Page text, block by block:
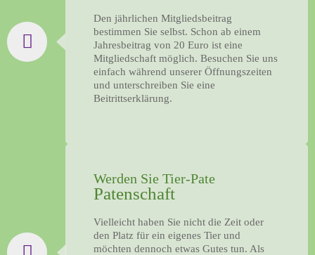
Den jährlichen Mitgliedsbeitrag
bestimmen Sie selbst. Schon ab einem
Jahresbeitrag von 20 Euro ist eine
Mitgliedschaft möglich. Besuchen Sie uns
einfach während unserer Öffnungszeiten
und unterschreiben Sie eine
Beitrittserklärung.
Werden Sie Tier-Pate
Patenschaft
Vielleicht haben Sie nicht die Zeit oder
den Platz für ein eigenes Tier und
möchten dennoch etwas Gutes tun. Als